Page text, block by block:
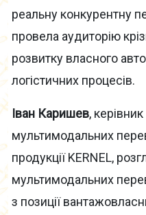
реальну конкурентну
провела аудиторію
розвитку власного
логістичних процесів.
Іван Каришев,
мультимодальних
продукції KERNEL,
мультимодальних
з позиції